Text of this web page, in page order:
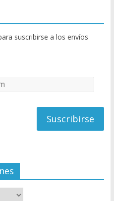
suscribirse a los envíos